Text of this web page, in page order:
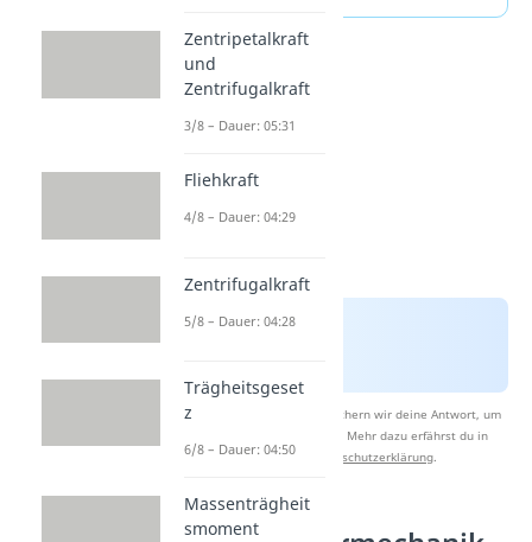
Nach Beantwortung speichern wir deine Antwort, um
Studyflix zu verbessern. Mehr dazu erfährst du in
unserer
Datenschutzerklärung.
Zentripetalkraft
und
Zentrifugalkraft
3/8 – Dauer: 05:31
Fliehkraft
4/8 – Dauer: 04:29
Zentrifugalkraft
5/8 – Dauer: 04:28
Trägheitsgeset
z
6/8 – Dauer: 04:50
Massenträgheit
smoment